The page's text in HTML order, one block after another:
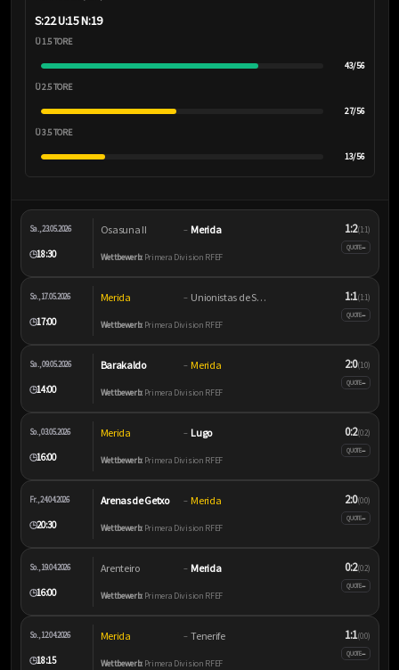
S:22 U:15 N:19
Ü 1.5 TORE
43/56
Ü 2.5 TORE
27/56
Ü 3.5 TORE
13/56
Sa., 23.05.2026
🕒18:30
Osasuna II – Merida
Wettbewerb:Primera Division RFEF
1:2(1:1)
QUOTE–
So., 17.05.2026
🕒17:00
Merida – Unionistas de Salamanca
Wettbewerb:Primera Division RFEF
1:1(1:1)
QUOTE–
Sa., 09.05.2026
🕒14:00
Barakaldo – Merida
Wettbewerb:Primera Division RFEF
2:0(1:0)
QUOTE–
So., 03.05.2026
🕒16:00
Merida – Lugo
Wettbewerb:Primera Division RFEF
0:2(0:2)
QUOTE–
Fr., 24.04.2026
🕒20:30
Arenas de Getxo – Merida
Wettbewerb:Primera Division RFEF
2:0(0:0)
QUOTE–
So., 19.04.2026
🕒16:00
Arenteiro – Merida
Wettbewerb:Primera Division RFEF
0:2(0:2)
QUOTE–
So., 12.04.2026
🕒18:15
Merida – Tenerife
Wettbewerb:Primera Division RFEF
1:1(0:0)
QUOTE–